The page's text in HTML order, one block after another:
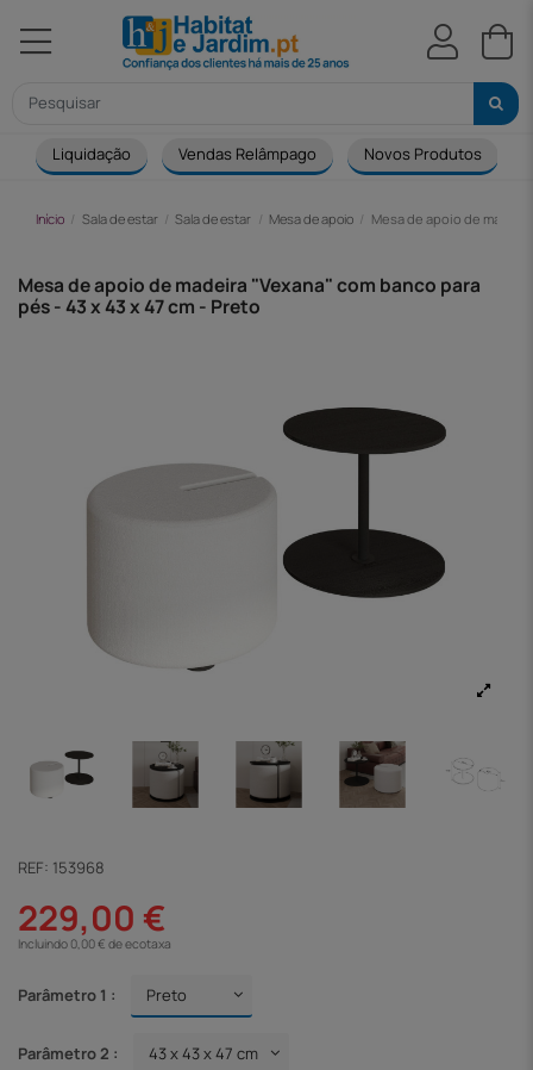
Liquidação Vendas Relâmpago Novos Produtos
Início Sala de estar Sala de estar Mesa de apoio Mesa de apoio de
Mesa de apoio de madeira "Vexana" com banco para
pés - 43 x 43 x 47 cm - Preto
REF: 153968
229,00 €
Incluindo 0,00 € de ecotaxa
Parâmetro 1 :
Parâmetro 2 :